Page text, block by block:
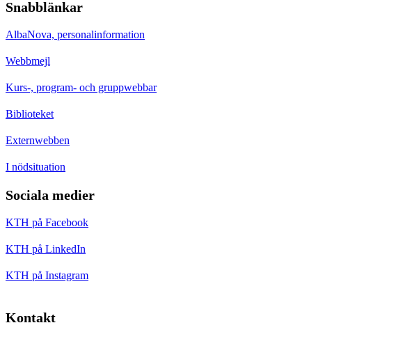
Snabblänkar
AlbaNova, personalinformation
Webbmejl
Kurs-, program- och gruppwebbar
Biblioteket
Externwebben
I nödsituation
Sociala medier
KTH på Facebook
KTH på LinkedIn
KTH på Instagram
Kontakt